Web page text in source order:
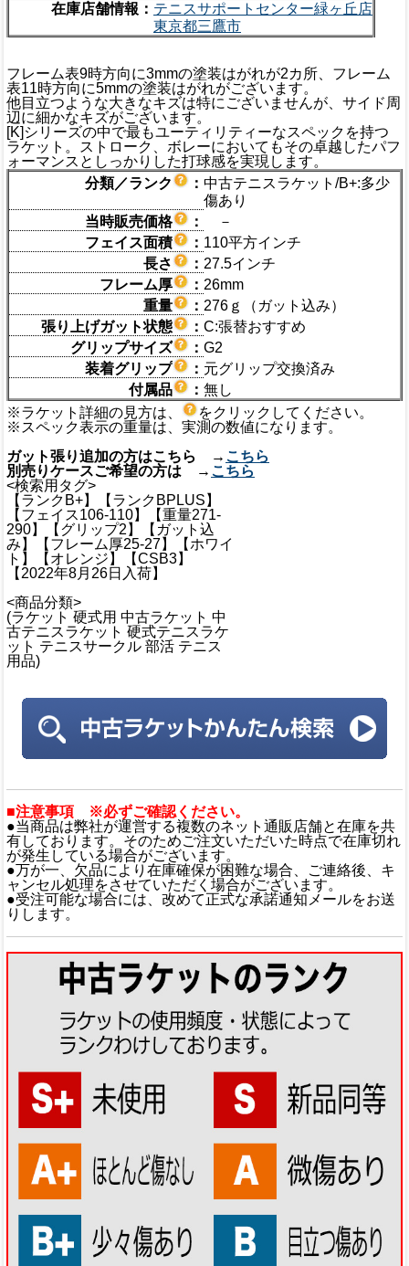
在庫店舗情報： テニスサポートセンター緑ヶ丘店
東京都三鷹市
フレーム表9時方向に3mmの塗装はがれが2カ所、フレーム
表11時方向に5mmの塗装はがれがございます。
他目立つような大きなキズは特にございませんが、サイド周
辺に細かなキズがございます。
[K]シリーズの中で最もユーティリティーなスペックを持つ
ラケット。ストローク、ボレーにおいてもその卓越したパフ
ォーマンスとしっかりした打球感を実現します。
分類／ランク
： 中古テニスラケット/B+:多少
傷あり
当時販売価格
：
－
フェイス面積
： 110平方インチ
長さ
： 27.5インチ
フレーム厚
： 26mm
重量
： 276ｇ（ガット込み）
張り上げガット状態
： C:張替おすすめ
グリップサイズ
： G2
装着グリップ
： 元グリップ交換済み
付属品
： 無し
※ラケット詳細の見方は、
をクリックしてください。
※スペック表示の重量は、実測の数値になります。
ガット張り追加の方はこちら → こちら
別売りケースご希望の方は → こちら
<検索用タグ>
【ランクB+】【ランクBPLUS】
【フェイス106-110】【重量271-
290】【グリップ2】【ガット込
み】【フレーム厚25-27】【ホワイ
ト】【オレンジ】【CSB3】
【2022年8月26日入荷】
<商品分類>
(ラケット 硬式用 中古ラケット 中
古テニスラケット 硬式テニスラケ
ット テニスサークル 部活 テニス
用品)
■注意事項 ※必ずご確認ください。
●当商品は弊社が運営する複数のネット通販店舗と在庫を共
有しております。そのためご注文いただいた時点で在庫切れ
が発生している場合がございます。
●万が一、欠品により在庫確保が困難な場合、ご連絡後、キ
ャンセル処理をさせていただく場合がございます。
●受注可能な場合には、改めて正式な承諾通知メールをお送
りします。